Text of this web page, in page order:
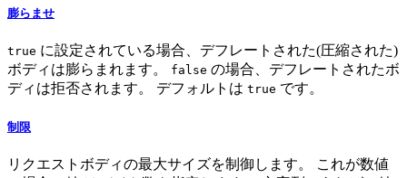
膨らませ
true に設定されている場合、デフレートされた(圧縮された)
ボディは膨らまれます。
false の場合、デフレートされたボ
ディは拒否されます。 デフォルトは true です。
制限
リクエストボディの最大サイズを制御します。 これが数値